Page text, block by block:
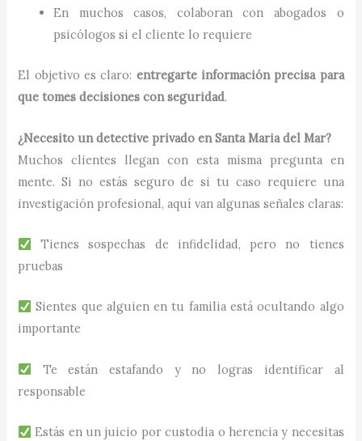
En muchos casos, colaboran con abogados o
psicólogos si el cliente lo requiere
El objetivo es claro: entregarte información precisa para
que tomes decisiones con seguridad.
¿Necesito un detective privado en Santa Maria del Mar?
Muchos clientes llegan con esta misma pregunta en
mente. Si no estás seguro de si tu caso requiere una
investigación profesional, aquí van algunas señales claras:
Tienes sospechas de infidelidad, pero no tienes
pruebas
Sientes que alguien en tu familia está ocultando algo
importante
Te están estafando y no logras identificar al
responsable
Estás en un juicio por custodia o herencia y necesitas